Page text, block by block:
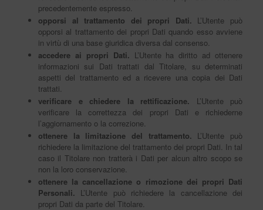
precedentemente espresso.
opporsi al trattamento dei propri Dati. L’Utente può
opporsi al trattamento dei propri Dati quando esso avviene
in virtù di una base giuridica diversa dal consenso.
accedere ai propri Dati. L’Utente ha diritto ad ottenere
informazioni sui Dati trattati dal Titolare, su determinati
aspetti del trattamento ed a ricevere una copia dei Dati
trattati.
verificare e chiedere la rettificazione. L’Utente può
verificare la correttezza dei propri Dati e richiederne
l’aggiornamento o la correzione.
ottenere la limitazione del trattamento. L’Utente può
richiedere la limitazione del trattamento dei propri Dati. In tal
caso il Titolare non tratterà i Dati per alcun altro scopo se
non la loro conservazione.
ottenere la cancellazione o rimozione dei propri Dati
Personali. L’Utente può richiedere la cancellazione dei
propri Dati da parte del Titolare.